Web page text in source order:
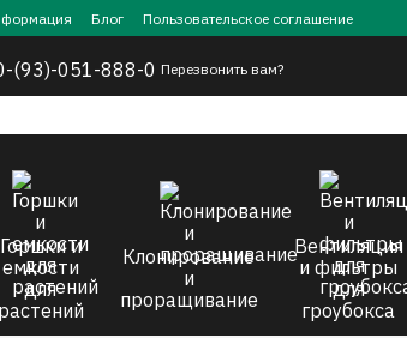
Блог Пользовательское соглашение
(93)-051-888-0 Перезвонить вам?
Горшки и
емкости
для
растений
Клонирование
и
проращивание
Вентиляция
и фильтры
для
гроубокса